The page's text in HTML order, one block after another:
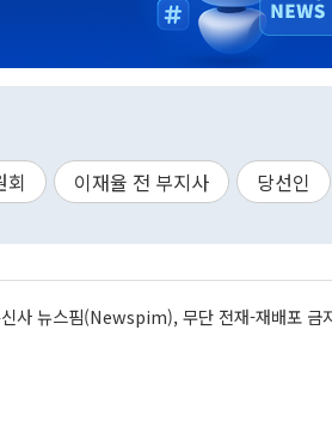
회 이재율 전 부지사 당선인
사 뉴스핌(Newspim), 무단 전재-재배포 금